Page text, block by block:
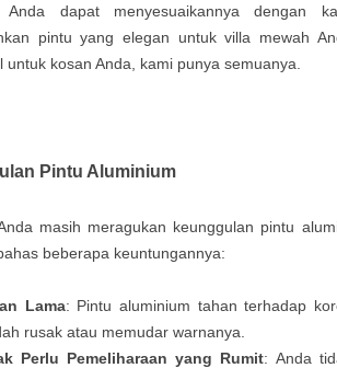
Anda dapat menyesuaikannya dengan
pintu yang elegan untuk villa mewah
untuk kosan Anda, kami punya semuanya.
Pintu Aluminium
masih meragukan keunggulan pintu
beberapa keuntungannya:
Lama: Pintu aluminium tahan terhadap
rusak atau memudar warnanya.
Perlu Pemeliharaan yang Rumit: Anda